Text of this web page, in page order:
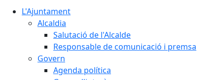
L'Ajuntament
Alcaldia
Salutació de l'Alcalde
Responsable de comunicació i premsa
Govern
Agenda política